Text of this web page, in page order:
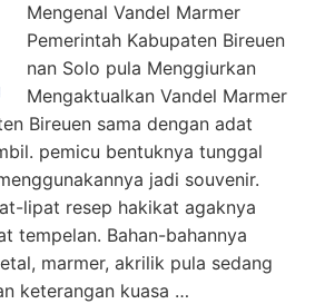
Mengenal Vandel Marmer
Pemerintah Kabupaten Bireuen
nan Solo pula Menggiurkan
Mengaktualkan Vandel Marmer
Bireuen sama dengan adat
pemicu bentuknya tunggal
jadi souvenir.
lipat resep hakikat agaknya
tempelan. Bahan-bahannya
marmer, akrilik pula sedang
keterangan kuasa …